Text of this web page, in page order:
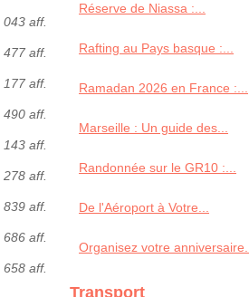
043 aff.
477 aff.
177 aff.
490 aff.
143 aff.
278 aff.
839 aff.
686 aff.
658 aff.
Réserve de Niassa :...
Rafting au Pays basque :...
Ramadan 2026 en France :...
Marseille : Un guide des...
Randonnée sur le GR10 :...
De l'Aéroport à Votre...
Organisez votre anniversaire...
Transport